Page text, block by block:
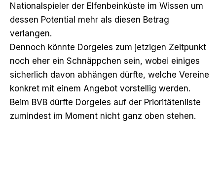
Nationalspieler der Elfenbeinküste im Wissen um
dessen Potential mehr als diesen Betrag
verlangen.
Dennoch könnte Dorgeles zum jetzigen Zeitpunkt
noch eher ein Schnäppchen sein, wobei einiges
sicherlich davon abhängen dürfte, welche Vereine
konkret mit einem Angebot vorstellig werden.
Beim BVB dürfte Dorgeles auf der Prioritätenliste
zumindest im Moment nicht ganz oben stehen.